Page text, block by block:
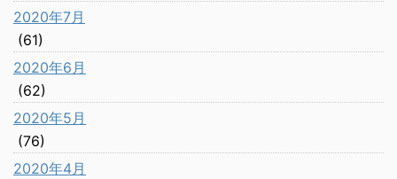
2020年7月
(61)
2020年6月
(62)
2020年5月
(76)
2020年4月